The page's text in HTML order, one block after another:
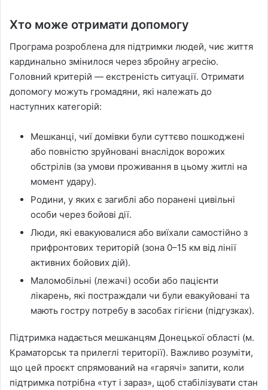
Хто може отримати допомогу
Програма розроблена для підтримки людей, чиє життя
кардинально змінилося через збройну агресію.
Головний критерій — екстреність ситуації. Отримати
допомогу можуть громадяни, які належать до
наступних категорій:
Мешканці, чиї домівки були суттєво пошкоджені
або повністю зруйновані внаслідок ворожих
обстрілів (за умови проживання в цьому житлі на
момент удару).
Родини, у яких є загиблі або поранені цивільні
особи через бойові дії.
Люди, які евакуювалися або виїхали самостійно з
прифронтових територій (зона 0–15 км від лінії
активних бойових дій).
Маломобільні (лежачі) особи або пацієнти
лікарень, які постраждали чи були евакуйовані та
мають гостру потребу в засобах гігієни (підгузках).
Підтримка надається мешканцям Донецької області (м.
Краматорськ та прилеглі території). Важливо розуміти,
що цей проєкт спрямований на «гарячі» запити, коли
підтримка потрібна «тут і зараз», щоб стабілізувати стан